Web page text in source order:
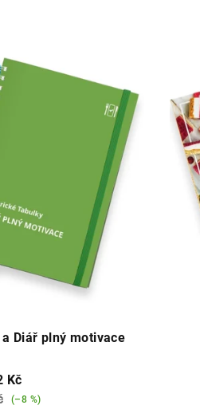
Diář plný motivace
Kč
(–8 %)